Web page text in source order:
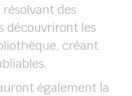
des
découvriront les
créant
également la